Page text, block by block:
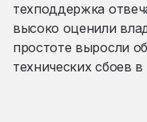
техподдержка
высоко оценили
простоте выросли
технических сбоев